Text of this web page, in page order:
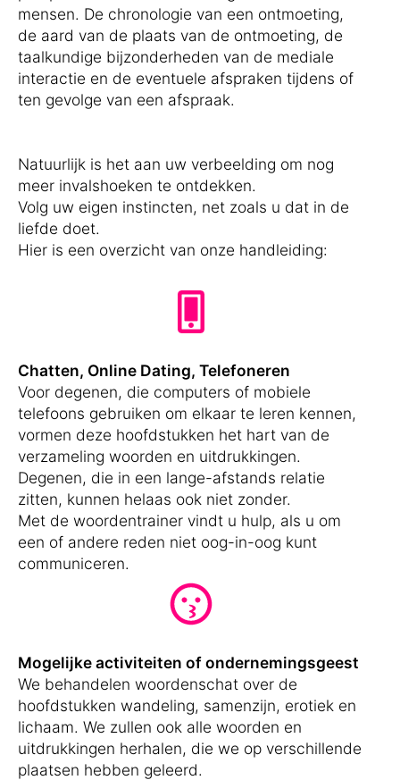
mensen. De chronologie van een ontmoeting,
de aard van de plaats van de ontmoeting, de
taalkundige bijzonderheden van de mediale
interactie en de eventuele afspraken tijdens of
ten gevolge van een afspraak.
Natuurlijk is het aan uw verbeelding om nog
meer invalshoeken te ontdekken.
Volg uw eigen instincten, net zoals u dat in de
liefde doet.
Hier is een overzicht van onze handleiding:
Chatten, Online Dating, Telefoneren
Voor degenen, die computers of mobiele
telefoons gebruiken om elkaar te leren kennen,
vormen deze hoofdstukken het hart van de
verzameling woorden en uitdrukkingen.
Degenen, die in een lange-afstands relatie
zitten, kunnen helaas ook niet zonder.
Met de woordentrainer vindt u hulp, als u om
een of andere reden niet oog-in-oog kunt
communiceren.
Mogelijke activiteiten of ondernemingsgeest
We behandelen woordenschat over de
hoofdstukken wandeling, samenzijn, erotiek en
lichaam. We zullen ook alle woorden en
uitdrukkingen herhalen, die we op verschillende
plaatsen hebben geleerd.